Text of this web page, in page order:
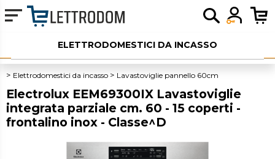
ELETTRODOMESTICI DA INCASSO
ELETTRODOMESTICI LIBERA INSTALLAZIONE
PICCOLI ELETTRODOMESTICI
AUDIO
SERVIZI AGGIUNTIVI
Elettrodomestici da incasso Lavastoviglie pannello 60cm
Electrolux EEM69300IX Lavastoviglie
integrata parziale cm. 60 - 15 coperti -
frontalino inox - Classe^D